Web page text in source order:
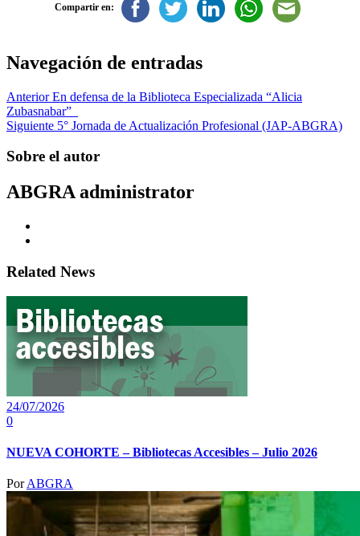
Compartir en:
Navegación de entradas
Anterior En defensa de la Biblioteca Especializada “Alicia
Zubasnabar”
Siguiente 5° Jornada de Actualización Profesional (JAP-ABGRA)
Sobre el autor
ABGRAadministrator
Related News
24/07/2026
0
NUEVA COHORTE – Bibliotecas Accesibles – Julio 2026
PorABGRA